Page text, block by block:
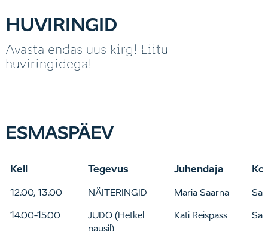
HUVIRINGID
Avasta endas uus kirg! Liitu
huviringidega!
ESMASPÄEV
Kell Tegevus Juhendaja
12.00, 13.00 NÄITERINGID Maria Saarna
14.00-15.00
JUDO (Hetkel
pausil)
Kati Reispass